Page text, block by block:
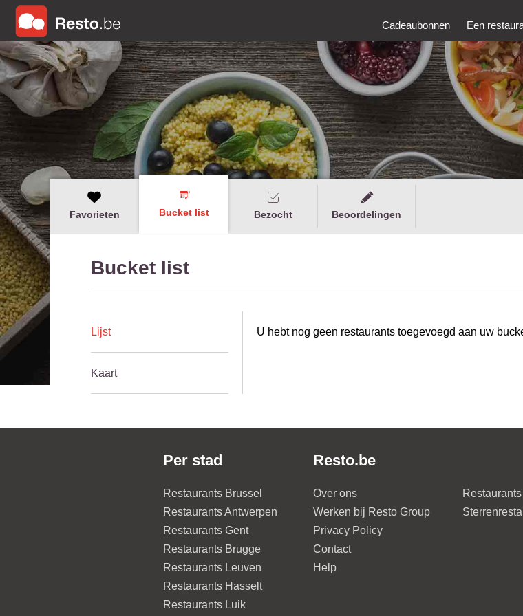
Cadeaubonnen Een
Favorieten Bucket list Bezocht Beoordelingen
Bucket list
Lijst
Kaart
U hebt nog geen restaurants toegevoegd aan uw
Per stad
Restaurants Brussel
Restaurants Antwerpen
Restaurants Gent
Restaurants Brugge
Restaurants Leuven
Restaurants Hasselt
Restaurants Luik
Resto.be
Over ons
Werken bij Resto Group
Privacy Policy
Contact
Help